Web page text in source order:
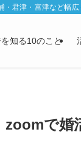
君津・富津など幅広
知る10のこと
で婚